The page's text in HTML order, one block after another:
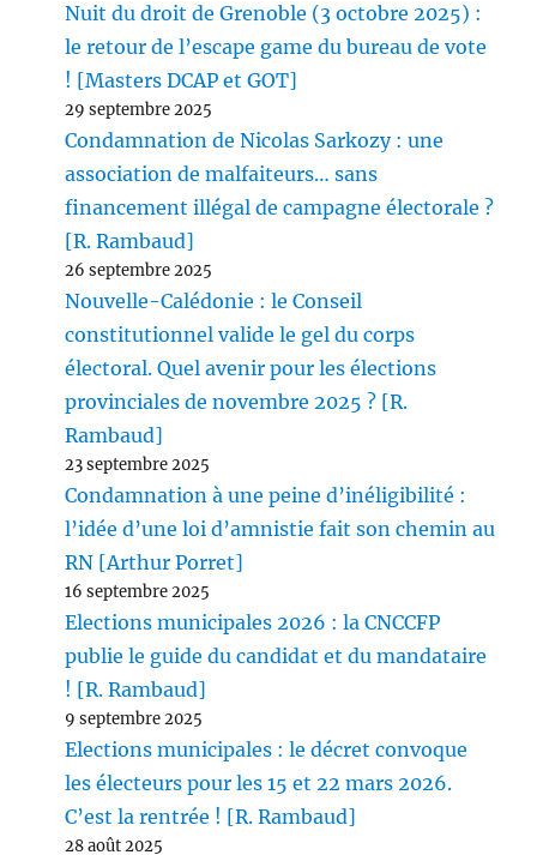
Nuit du droit de Grenoble (3 octobre 2025) :
le retour de l’escape game du bureau de vote
! [Masters DCAP et GOT]
29 septembre 2025
Condamnation de Nicolas Sarkozy : une
association de malfaiteurs… sans
financement illégal de campagne électorale ?
[R. Rambaud]
26 septembre 2025
Nouvelle-Calédonie : le Conseil
constitutionnel valide le gel du corps
électoral. Quel avenir pour les élections
provinciales de novembre 2025 ? [R.
Rambaud]
23 septembre 2025
Condamnation à une peine d’inéligibilité :
l’idée d’une loi d’amnistie fait son chemin au
RN [Arthur Porret]
16 septembre 2025
Elections municipales 2026 : la CNCCFP
publie le guide du candidat et du mandataire
! [R. Rambaud]
9 septembre 2025
Elections municipales : le décret convoque
les électeurs pour les 15 et 22 mars 2026.
C’est la rentrée ! [R. Rambaud]
28 août 2025